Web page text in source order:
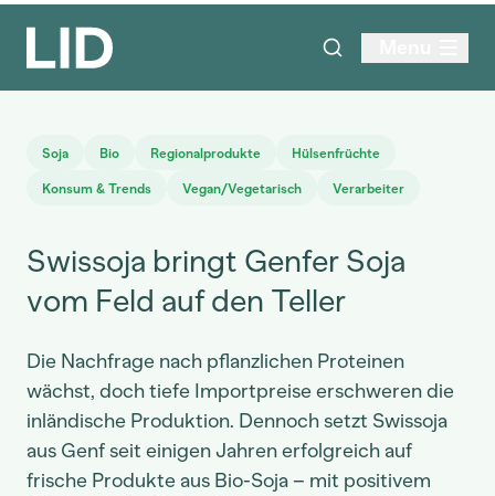
Soja Bio Regionalprodukte Hülsenfrüchte
Konsum & Trends Vegan/Vegetarisch Verarbeiter
Swissoja bringt Genfer Soja
vom Feld auf den Teller
Die Nachfrage nach pflanzlichen Proteinen
wächst, doch tiefe Importpreise erschweren die
inländische Produktion. Dennoch setzt Swissoja
aus Genf seit einigen Jahren erfolgreich auf
frische Produkte aus Bio-Soja – mit positivem